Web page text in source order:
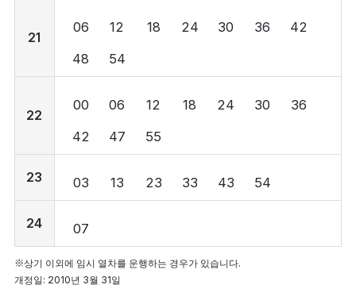
21
06 12 18 24 30 36
42
48
54
22
00 06 12 18 24 30
36
42
47 55
23 03 13 23 33 43 54
24 07
※상기 이외에 임시 열차를 운행하는 경우가 있습니다.
개정일: 2010년 3월 31일